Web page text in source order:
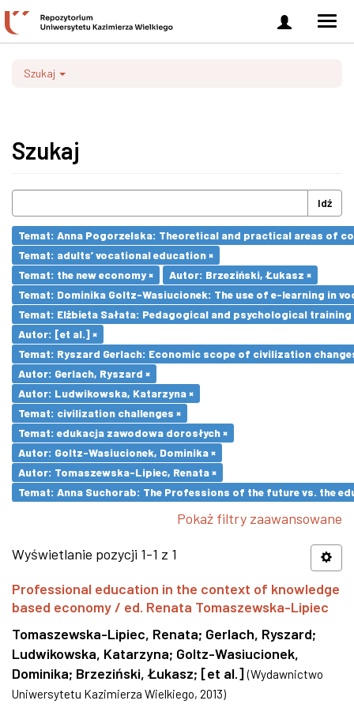
Zaloguj
się
Szukaj
Szukaj
Idź
Temat: Anna Pogorzelska: Theoretical and practical areas of
Temat: adults’ vocational education ×
Temat: the new economy ×
Autor: Brzeziński, Łukasz ×
Temat: Dominika Goltz-Wasiucionek: The use of e-learning in
Temat: Elżbieta Sałata: Pedagogical and psychological
Autor: [et al.] ×
Temat: Ryszard Gerlach: Economic scope of civilization
Autor: Gerlach, Ryszard ×
Autor: Ludwikowska, Katarzyna ×
Temat: civilization challenges ×
Temat: edukacja zawodowa dorosłych ×
Autor: Goltz-Wasiucionek, Dominika ×
Autor: Tomaszewska-Lipiec, Renata ×
Temat: Anna Suchorab: The Professions of the future vs. the
Pokaż filtry zaawansowane
Wyświetlanie pozycji 1-1 z 1
Professional education in the context of knowledge
based economy / ed. Renata Tomaszewska-Lipiec
Tomaszewska-Lipiec, Renata; Gerlach, Ryszard;
Ludwikowska, Katarzyna; Goltz-Wasiucionek,
Dominika; Brzeziński, Łukasz; [et al.] (Wydawnictwo
Uniwersytetu Kazimierza Wielkiego, 2013)